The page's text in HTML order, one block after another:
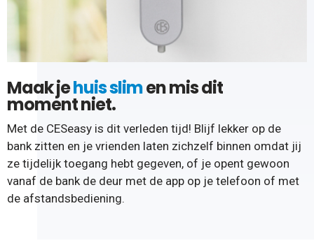
Maak jehuis slimen mis dit
moment niet.
Met de CESeasy is dit verleden tijd! Blijf lekker op de
bank zitten en je vrienden laten zichzelf binnen omdat jij
ze tijdelijk toegang hebt gegeven, of je opent gewoon
vanaf de bank de deur met de app op je telefoon of met
de afstandsbediening.